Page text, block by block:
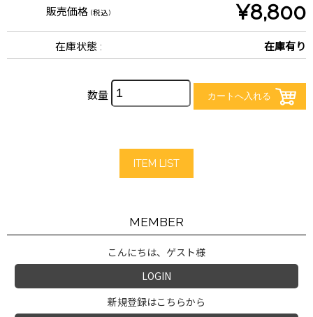
販売価格 (税込) ¥8,800
在庫状態 : 在庫有り
数量
ITEM LIST
MEMBER
こんにちは、ゲスト様
LOGIN
新規登録はこちらから